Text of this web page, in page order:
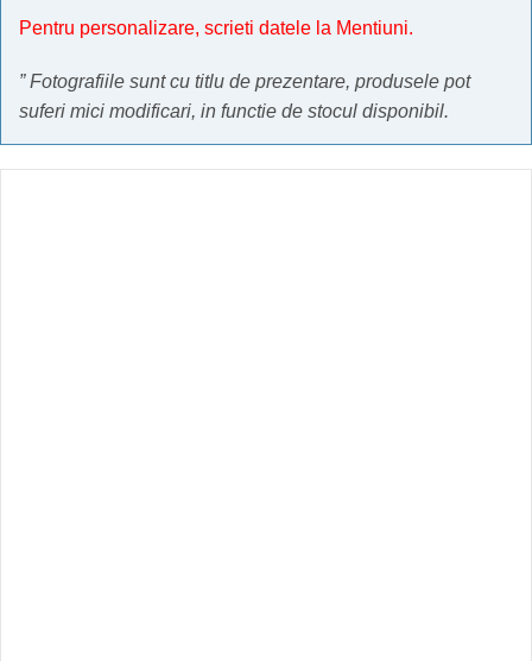
Pentru personalizare, scrieti datele la Mentiuni.
” Fotografiile sunt cu titlu de prezentare, produsele pot
suferi mici modificari, in functie de stocul disponibil.